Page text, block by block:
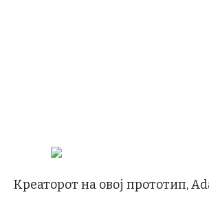
Креаторот на овој прототип,